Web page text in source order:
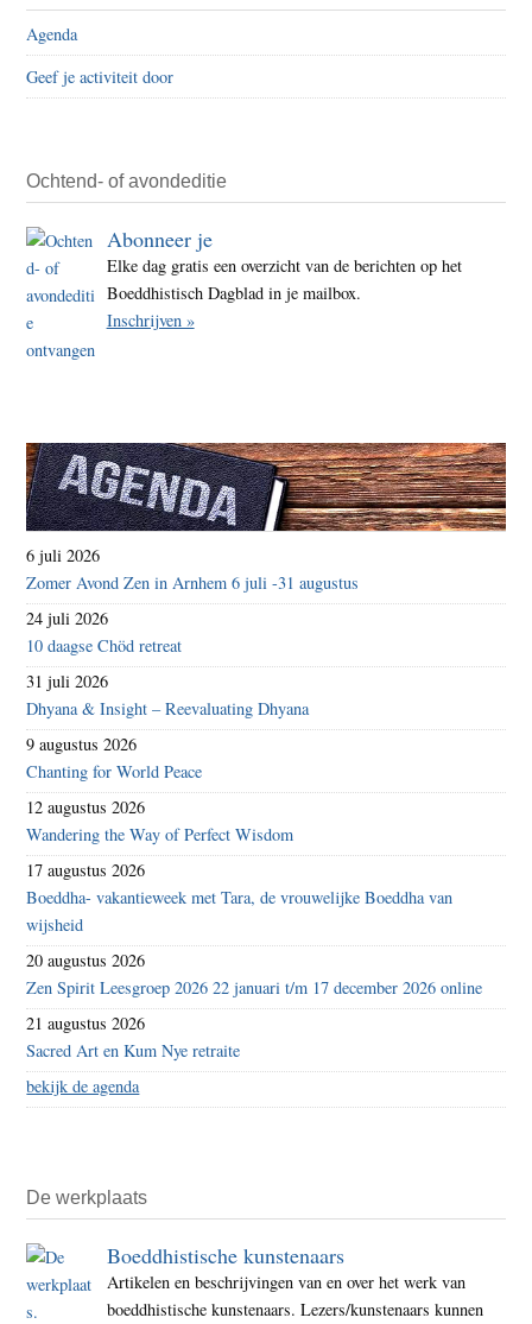
Agenda
Geef je activiteit door
Ochtend- of avondeditie
Abonneer je
Elke dag gratis een overzicht van de berichten op het
Boeddhistisch Dagblad in je mailbox.
Inschrijven »
6 juli 2026
Zomer Avond Zen in Arnhem 6 juli -31 augustus
24 juli 2026
10 daagse Chöd retreat
31 juli 2026
Dhyana & Insight – Reevaluating Dhyana
9 augustus 2026
Chanting for World Peace
12 augustus 2026
Wandering the Way of Perfect Wisdom
17 augustus 2026
Boeddha- vakantieweek met Tara, de vrouwelijke Boeddha van
wijsheid
20 augustus 2026
Zen Spirit Leesgroep 2026 22 januari t/m 17 december 2026 online
21 augustus 2026
Sacred Art en Kum Nye retraite
bekijk de agenda
De werkplaats
Boeddhistische kunstenaars
Artikelen en beschrijvingen van en over het werk van
boeddhistische kunstenaars. Lezers/kunstenaars kunnen